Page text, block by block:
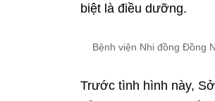
biệt là điều dưỡng.
Bệnh viện Nhi đồng Đồng
Trước tình hình này,